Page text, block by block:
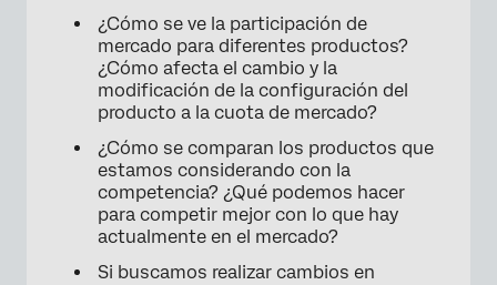
¿Cómo se ve la participación de
mercado para diferentes productos?
¿Cómo afecta el cambio y la
modificación de la configuración del
producto a la cuota de mercado?
¿Cómo se comparan los productos que
estamos considerando con la
competencia? ¿Qué podemos hacer
para competir mejor con lo que hay
actualmente en el mercado?
Si buscamos realizar cambios en